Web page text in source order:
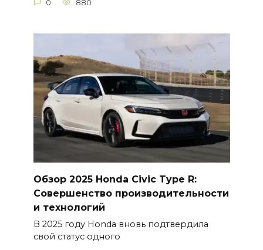
0 880
Обзор 2025 Honda Civic Type R:
Совершенство производительности
и технологий
В 2025 году Honda вновь подтвердила
свой статус одного